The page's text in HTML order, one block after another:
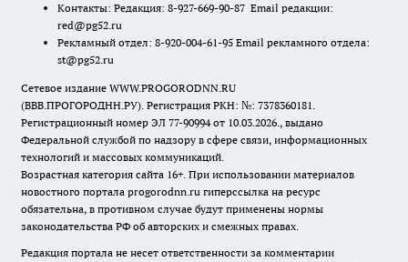
Контакты: Редакция: 8-927-669-90-87 Email редакции:
red@pg52.ru
Рекламный отдел: 8-920-004-61-95 Email рекламного отдела:
st@pg52.ru
Сетевое издание WWW.PROGORODNN.RU
(ВВВ.ПРОГОРОДНН.РУ). Регистрация РКН: №: 7378360181.
Регистрационный номер ЭЛ 77-90994 от 10.03.2026., выдано
Федеральной службой по надзору в сфере связи, информационных
технологий и массовых коммуникаций.
Возрастная категория сайта 16+. При использовании материалов
новостного портала progorodnn.ru гиперссылка на ресурс
обязательна, в противном случае будут применены нормы
законодательства РФ об авторских и смежных правах.
Редакция портала не несет ответственности за комментарии